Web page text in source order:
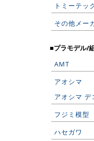
トミーテッ
その他メー
■プラモデル/
AMT
アオシマ
アオシマ デ
フジミ模型
ハセガワ